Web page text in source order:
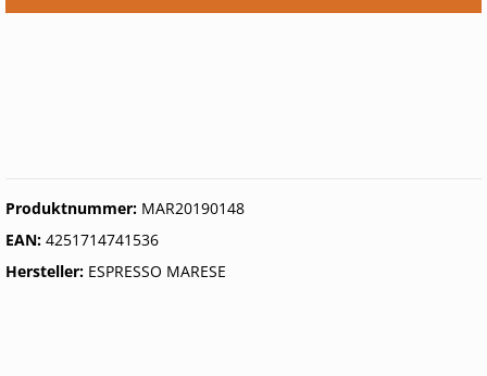
Produktnummer: MAR20190148
EAN: 4251714741536
Hersteller: ESPRESSO MARESE